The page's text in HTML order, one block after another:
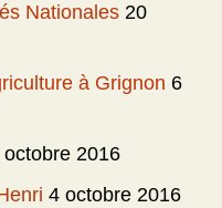
Nationales 20
à Grignon 6
octobre 2016
4 octobre 2016